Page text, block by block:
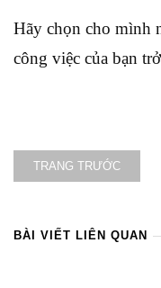
Hãy chọn cho mình
công việc của bạn
TRANG TRƯỚC
BÀI VIẾT LIÊN QUAN